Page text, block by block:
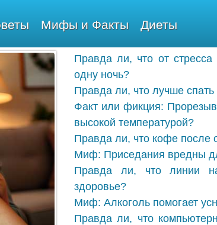
Мифы и Факты Диеты
Правда ли, что от
одну ночь?
Правда ли, что лучше
Факт или фикция:
высокой температурой?
Правда ли, что кофе после
Миф: Приседания вредны
Правда ли, что линии
здоровье?
Миф: Алкоголь помогает
Правда ли, что